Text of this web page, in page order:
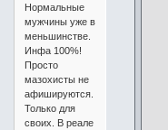
Нормальные
мужчины уже в
меньшинстве.
Инфа 100%!
Просто
мазохисты не
афишируются.
Только для
своих. В реале